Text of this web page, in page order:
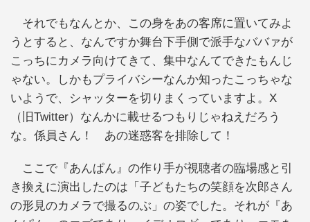
それでもなんとか、この身をあの客席に置いてみよ
うとすると、なんですか舞台下手側で派手なババァが
こっちにカメラ向けてきて、集中なんてできたもんじ
ゃない。しかもプライバシーなんか知ったこっちゃな
いようで、シャッターを切りまくっていますよ。X
（旧Twitter）なんかに載せるつもりじゃねえだろう
な。係員さん！ あの迷惑客を排除して！
ここで『あんぱん』の作り手が視聴者の臨場感と引
き換えに演出したのは「子どもたちの笑顔を次郎さん
の形見のカメラで撮るのぶ」の姿でした。それが『あ